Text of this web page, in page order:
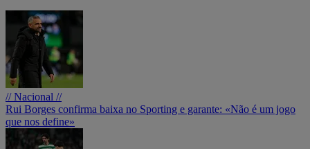
// Nacional //
Rui Borges confirma baixa no Sporting e garante: «Não é um jogo
que nos define»